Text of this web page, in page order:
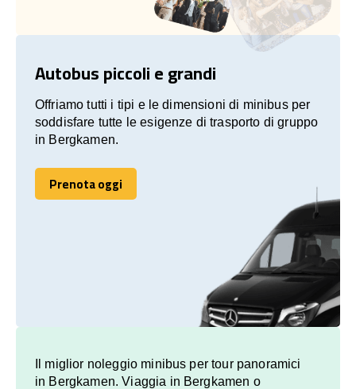
Autobus piccoli e grandi
Offriamo tutti i tipi e le dimensioni di minibus per
soddisfare tutte le esigenze di trasporto di gruppo
in Bergkamen.
Prenota oggi
Prenota oggi
Il miglior noleggio minibus per tour panoramici
in Bergkamen. Viaggia in Bergkamen o